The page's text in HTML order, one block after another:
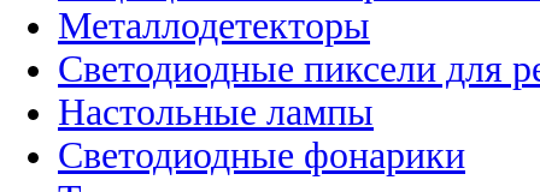
Металлодетекторы
Светодиодные пиксели для
Настольные лампы
Светодиодные фонарики